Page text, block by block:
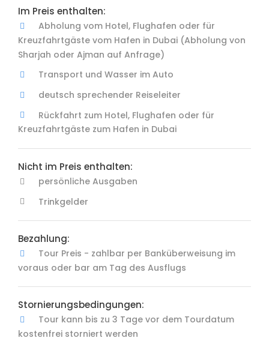
Im Preis enthalten:
Abholung vom Hotel, Flughafen oder für
Kreuzfahrtgäste vom Hafen in Dubai (Abholung von
Sharjah oder Ajman auf Anfrage)
Transport und Wasser im Auto
deutsch sprechender Reiseleiter
Rückfahrt zum Hotel, Flughafen oder für
Kreuzfahrtgäste zum Hafen in Dubai
Nicht im Preis enthalten:
persönliche Ausgaben
Trinkgelder
Bezahlung:
Tour Preis - zahlbar per Banküberweisung im
voraus oder bar am Tag des Ausflugs
Stornierungsbedingungen:
Tour kann bis zu 3 Tage vor dem Tourdatum
kostenfrei storniert werden